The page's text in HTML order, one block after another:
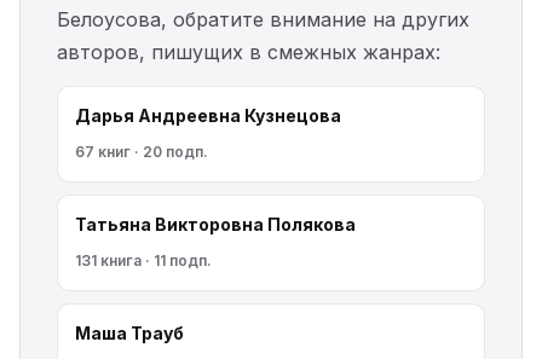
Белоусова, обратите внимание на других
авторов, пишущих в смежных жанрах:
Дарья Андреевна Кузнецова
67 книг · 20 подп.
Татьяна Викторовна Полякова
131 книга · 11 подп.
Маша Трауб